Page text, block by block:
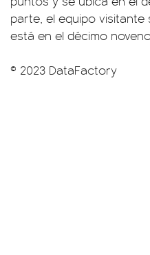
parte, el equipo
está en el décimo
© 2023 DataFactory